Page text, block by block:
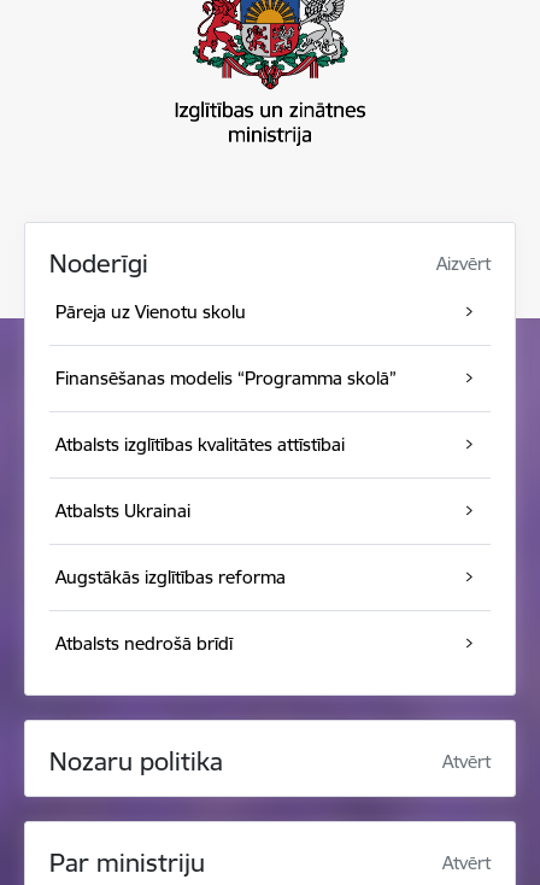
Noderīgi Aizvērt
Pāreja uz Vienotu skolu
Finansēšanas modelis “Programma skolā”
Atbalsts izglītības kvalitātes attīstībai
Atbalsts Ukrainai
Augstākās izglītības reforma
Atbalsts nedrošā brīdī
Nozaru politika Atvērt
Par ministriju Atvērt